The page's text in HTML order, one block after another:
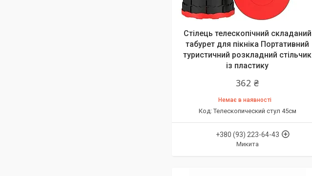
Стілець телескопічний складаний
табурет для пікніка Портативний
туристичний розкладний стільчик
із пластику
362 ₴
Немає в наявності
Телескопический стул 45см
+380 (93) 223-64-43
Микита